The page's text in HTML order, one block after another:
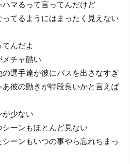
マるって言ってんだけど
てるようにはまったく見えない
んだよ
メチャ酷い
選手達が彼にパスを出さなすぎ
彼の動きが特段良いかと言えば
が少ない
ーンもほとんど見ない
ーンもいつの事やら忘れちまっ